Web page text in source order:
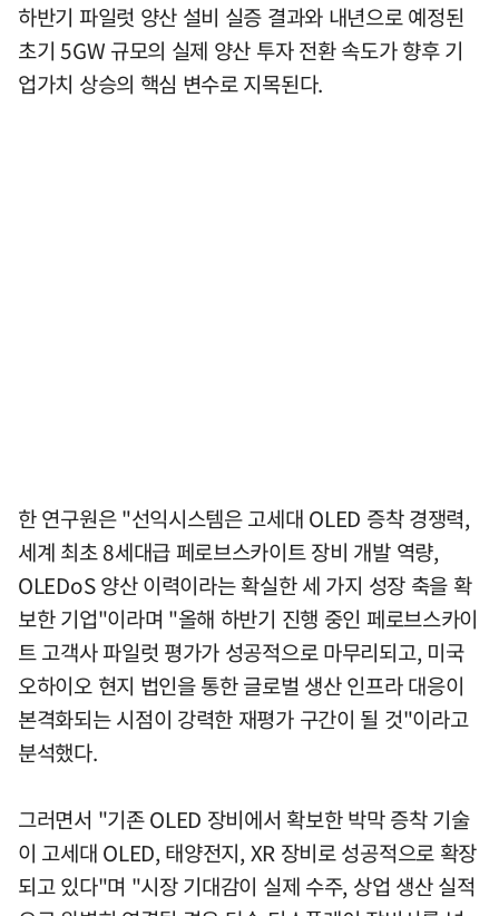
하반기 파일럿 양산 설비 실증 결과와 내년으로 예정된
초기 5GW 규모의 실제 양산 투자 전환 속도가 향후 기
업가치 상승의 핵심 변수로 지목된다.
한 연구원은 "선익시스템은 고세대 OLED 증착 경쟁력,
세계 최초 8세대급 페로브스카이트 장비 개발 역량,
OLEDoS 양산 이력이라는 확실한 세 가지 성장 축을 확
보한 기업"이라며 "올해 하반기 진행 중인 페로브스카이
트 고객사 파일럿 평가가 성공적으로 마무리되고, 미국
오하이오 현지 법인을 통한 글로벌 생산 인프라 대응이
본격화되는 시점이 강력한 재평가 구간이 될 것"이라고
분석했다.
그러면서 "기존 OLED 장비에서 확보한 박막 증착 기술
이 고세대 OLED, 태양전지, XR 장비로 성공적으로 확장
되고 있다"며 "시장 기대감이 실제 수주, 상업 생산 실적